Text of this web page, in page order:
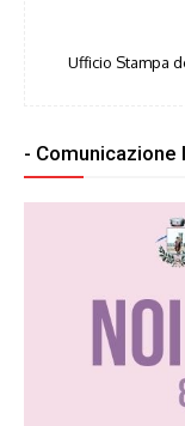
Ufficio Stampa
- Comunicazione